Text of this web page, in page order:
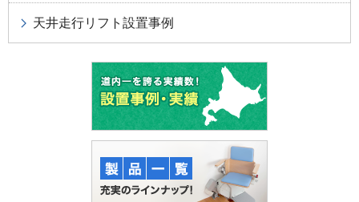
天井走行リフト設置事例